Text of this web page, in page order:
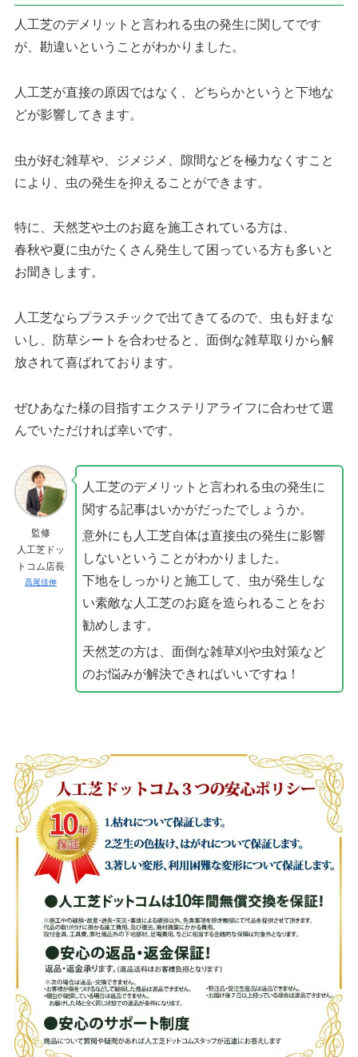
人工芝のデメリットと言われる虫の発生に関してです
が、勘違いということがわかりました。
人工芝が直接の原因ではなく、どちらかというと下地な
どが影響してきます。
虫が好む雑草や、ジメジメ、隙間などを極力なくすこと
により、虫の発生を抑えることができます。
特に、天然芝や土のお庭を施工されている方は、
春秋や夏に虫がたくさん発生して困っている方も多いと
お聞きします。
人工芝ならプラスチックで出てきてるので、虫も好まな
いし、防草シートを合わせると、面倒な雑草取りから解
放されて喜ばれております。
ぜひあなた様の目指すエクステリアライフに合わせて選
んでいただければ幸いです。
監修
人工芝ドッ
トコム店長
髙尾佳伸
人工芝のデメリットと言われる虫の発生に
関する記事はいかがだったでしょうか。
意外にも人工芝自体は直接虫の発生に影響
しないということがわかりました。
下地をしっかりと施工して、虫が発生しな
い素敵な人工芝のお庭を造られることをお
勧めします。
天然芝の方は、面倒な雑草刈や虫対策など
のお悩みが解決できればいいですね！